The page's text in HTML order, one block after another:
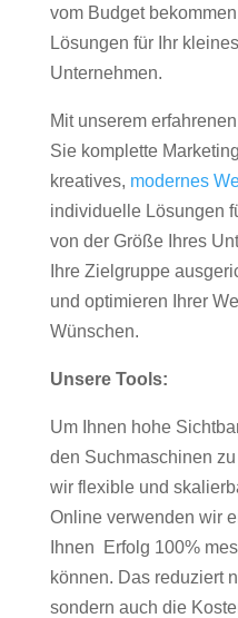
vom Budget
Lösungen für Ihr
Unternehmen.
Mit unserem
Sie komplette
kreatives, modernes
individuelle Lösungen
von der Größe Ihres
Ihre Zielgruppe
und optimieren Ihrer
Wünschen.
Unsere Tools:
Um Ihnen hohe
den Suchmaschinen
wir flexible und
Online verwenden wir
Ihnen Erfolg 100%
können. Das reduziert
sondern auch die